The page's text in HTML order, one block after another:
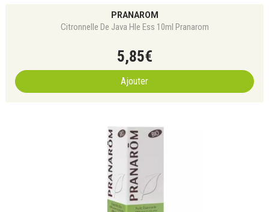
PRANAROM
Citronnelle De Java Hle Ess 10ml Pranarom
5,85€
Ajouter